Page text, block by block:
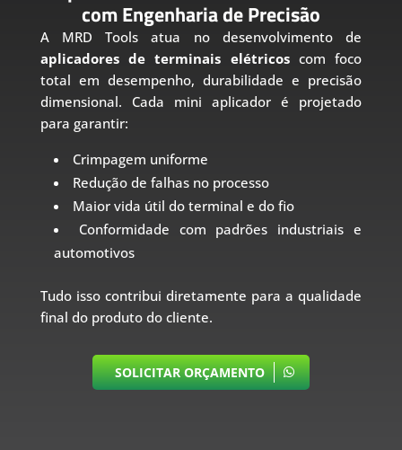
com Engenharia de Precisão
A MRD Tools atua no desenvolvimento de
aplicadores de terminais elétricoscom foco
total em desempenho, durabilidade e precisão
dimensional. Cada mini aplicador é projetado
para garantir:
Crimpagem uniforme
Redução de falhas no processo
Maior vida útil do terminal e do fio
Conformidade com padrões industriais e
automotivos
Tudo isso contribui diretamente para a qualidade
final do produto do cliente.
SOLICITAR ORÇAMENTO